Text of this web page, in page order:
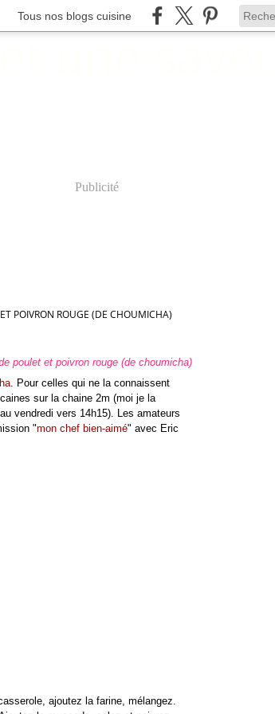
Tous nos blogs cuisine
Publicité
POIVRON ROUGE (DE CHOUMICHA)
poulet et poivron rouge (de choumicha)
. Pour celles qui ne la connaissent
sur la chaine 2m (moi je la
vendredi vers 14h15). Les amateurs
"mon chef bien-aimé" avec Eric
ajoutez la farine, mélangez.